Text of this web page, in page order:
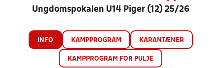
Ungdomspokalen U14 Piger (12) 25/26
INFO KAMPPROGRAM KARANTÆNER
KAMPPROGRAM FOR PULJE